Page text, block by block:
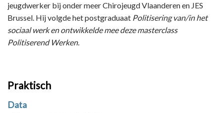
jeugdwerker bij onder meer Chirojeugd Vlaanderen en JES
Brussel. Hij volgde het postgraduaat Politisering van/in het
sociaal werk en ontwikkelde mee deze masterclass
Politiserend Werken.
Praktisch
Data